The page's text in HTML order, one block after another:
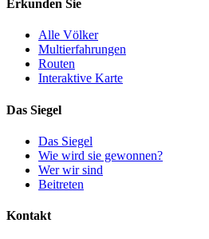
Erkunden Sie
Alle Völker
Multierfahrungen
Routen
Interaktive Karte
Das Siegel
Das Siegel
Wie wird sie gewonnen?
Wer wir sind
Beitreten
Kontakt